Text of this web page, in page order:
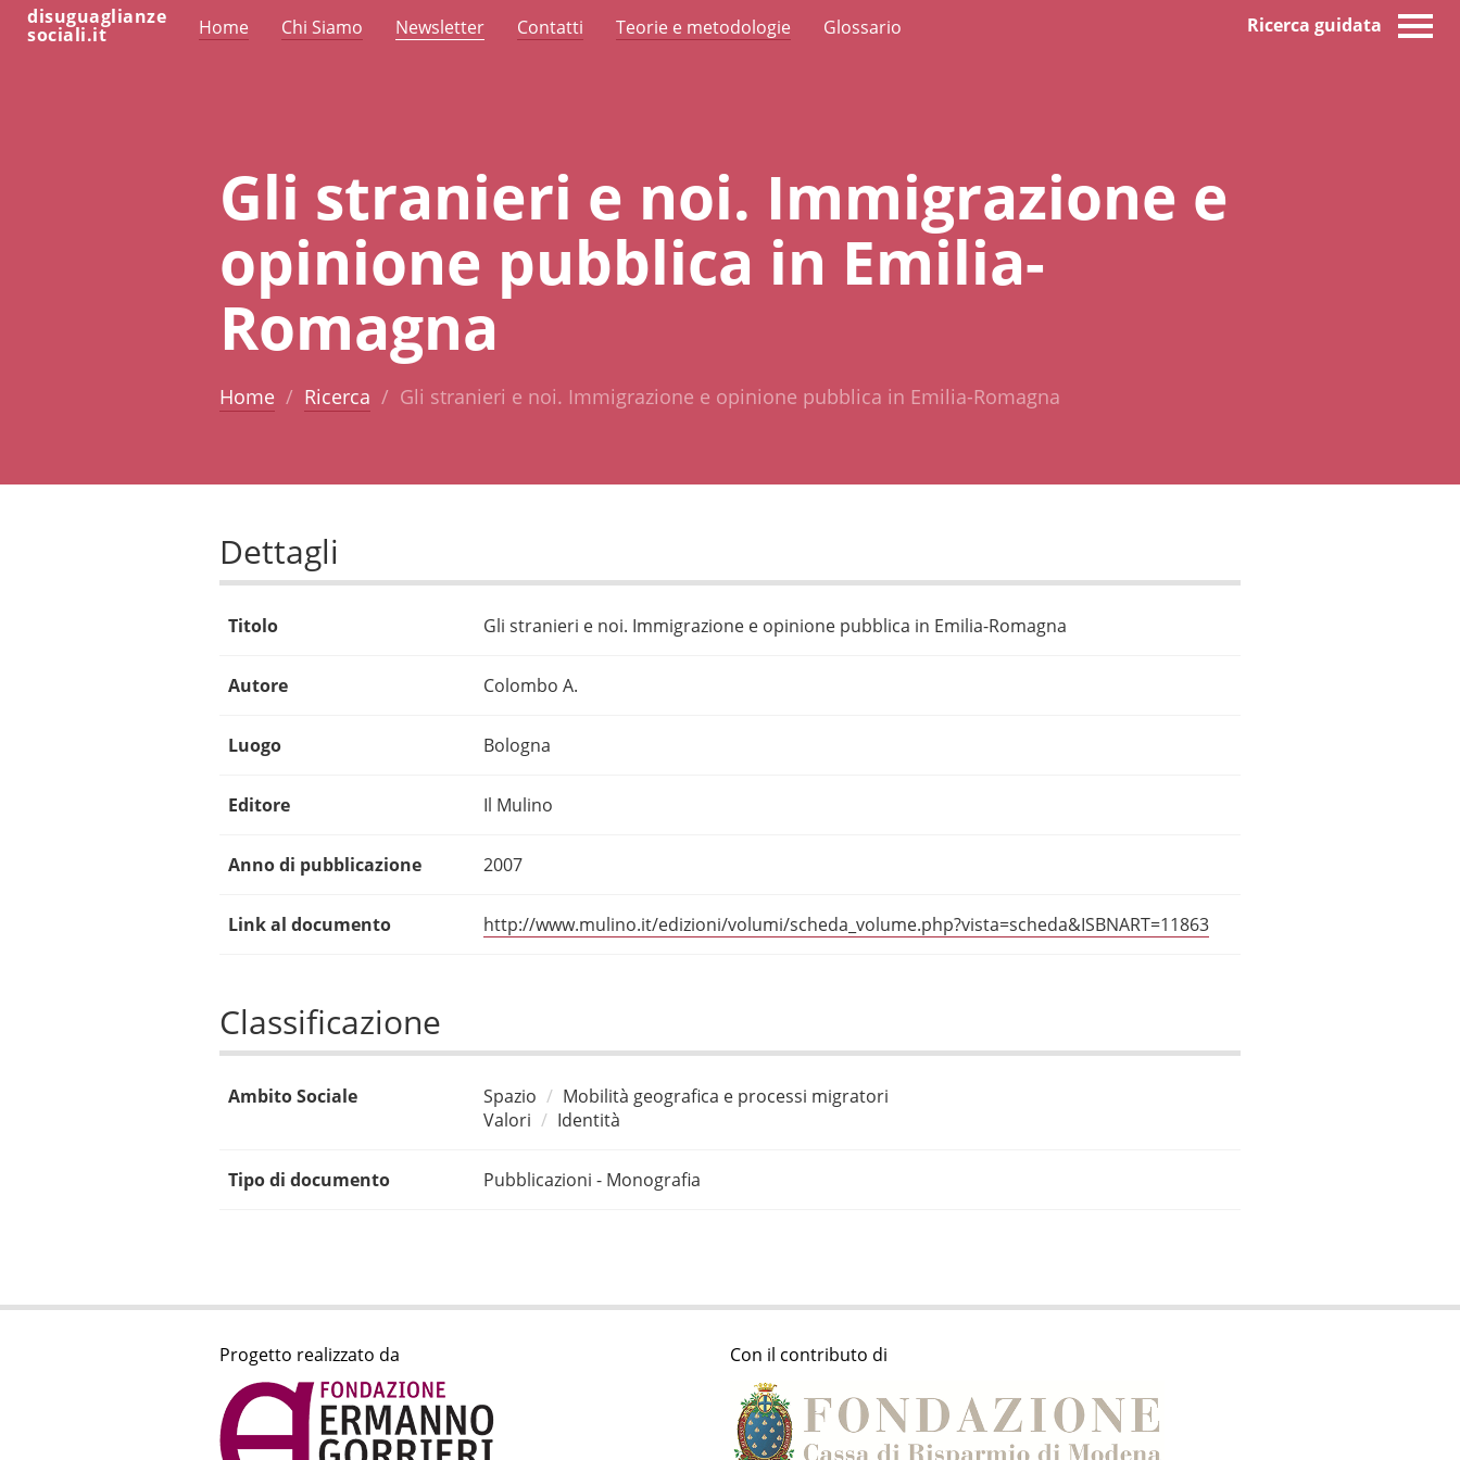
disuguaglianze
sociali.it Home Chi Siamo Newsletter Contatti Teorie e metodologie Glossario Ricerca guidata
Gli stranieri e noi. Immigrazione e
opinione pubblica in Emilia-
Romagna
Home Ricerca Gli stranieri e noi. Immigrazione e opinione pubblica in Emilia-Romagna
Dettagli
Titolo Gli stranieri e noi. Immigrazione e opinione pubblica in Emilia-Romagna
Autore Colombo A.
Luogo Bologna
Editore Il Mulino
Anno di pubblicazione 2007
Link al documento http://www.mulino.it/edizioni/volumi/scheda_volume.php?vista=scheda&ISBNART=11863
Classificazione
Ambito Sociale Spazio
Mobilità geografica e processi migratori
Valori
Identità
Tipo di documento Pubblicazioni - Monografia
Progetto realizzato da Con il contributo di